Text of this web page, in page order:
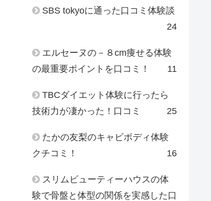
SBS tokyoに通った口コミ体験談
24
エルセーヌの－８cm痩せる体験
の最重要ポイントを口コミ！
11
TBCダイエット体験に行ったら
技術力が凄かった！口コミ
25
たかの友梨のキャビボディ体験
クチコミ！
16
スリムビューティーハウスの体
験で骨盤と体型の関係を実感した口